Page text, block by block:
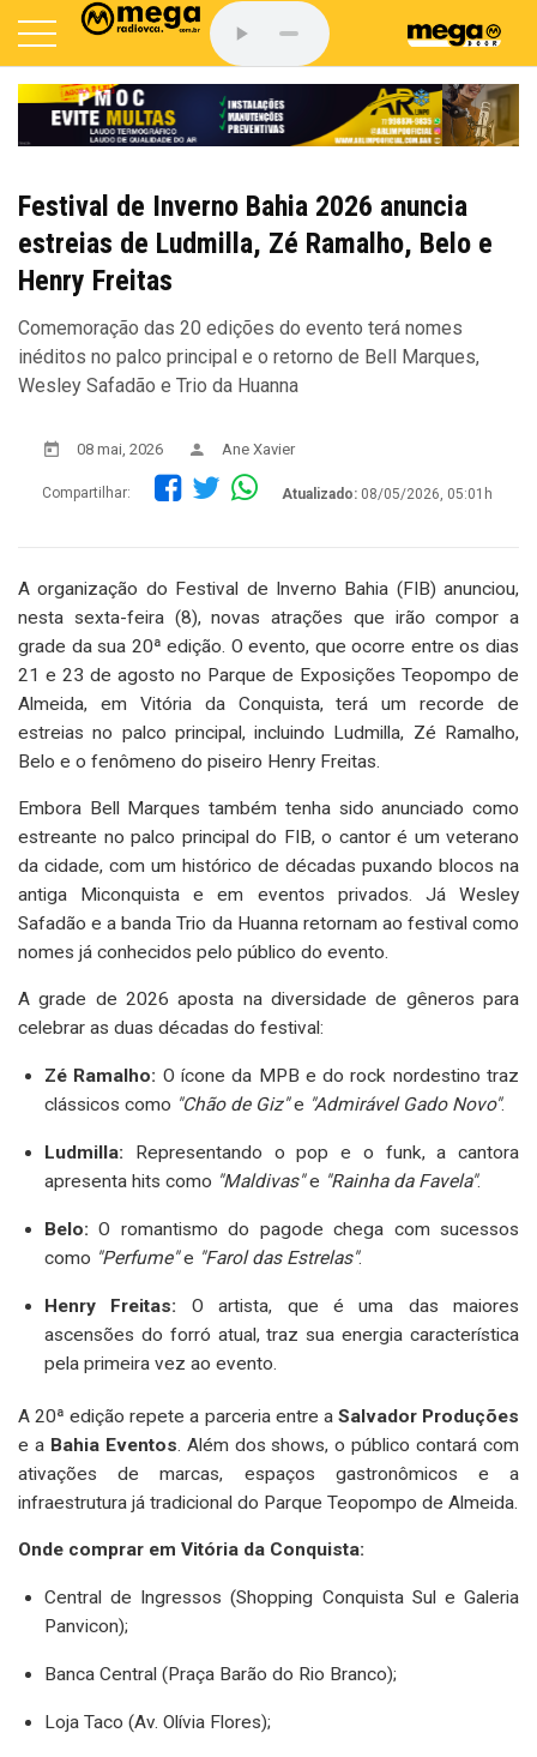
Festival de Inverno Bahia 2026 anuncia
estreias de Ludmilla, Zé Ramalho, Belo e
Henry Freitas
Comemoração das 20 edições do evento terá nomes
inéditos no palco principal e o retorno de Bell Marques,
Wesley Safadão e Trio da Huanna
08 mai, 2026 Ane Xavier
Compartilhar: Atualizado: 08/05/2026, 05:01h
A organização do Festival de Inverno Bahia (FIB) anunciou,
nesta sexta-feira (8), novas atrações que irão compor a
grade da sua 20ª edição. O evento, que ocorre entre os dias
21 e 23 de agosto no Parque de Exposições Teopompo de
Almeida, em Vitória da Conquista, terá um recorde de
estreias no palco principal, incluindo Ludmilla, Zé Ramalho,
Belo e o fenômeno do piseiro Henry Freitas.
Embora Bell Marques também tenha sido anunciado como
estreante no palco principal do FIB, o cantor é um veterano
da cidade, com um histórico de décadas puxando blocos na
antiga Miconquista e em eventos privados. Já Wesley
Safadão e a banda Trio da Huanna retornam ao festival como
nomes já conhecidos pelo público do evento.
A grade de 2026 aposta na diversidade de gêneros para
celebrar as duas décadas do festival:
Zé Ramalho: O ícone da MPB e do rock nordestino traz
clássicos como "Chão de Giz"e "Admirável Gado Novo".
Ludmilla: Representando o pop e o funk, a cantora
apresenta hits como "Maldivas"e "Rainha da Favela".
Belo: O romantismo do pagode chega com sucessos
como "Perfume"e "Farol das Estrelas".
Henry Freitas: O artista, que é uma das maiores
ascensões do forró atual, traz sua energia característica
pela primeira vez ao evento.
A 20ª edição repete a parceria entre a Salvador Produções
e a Bahia Eventos. Além dos shows, o público contará com
ativações de marcas, espaços gastronômicos e a
infraestrutura já tradicional do Parque Teopompo de Almeida.
Onde comprar em Vitória da Conquista:
Central de Ingressos (Shopping Conquista Sul e Galeria
Panvicon);
Banca Central (Praça Barão do Rio Branco);
Loja Taco (Av. Olívia Flores);